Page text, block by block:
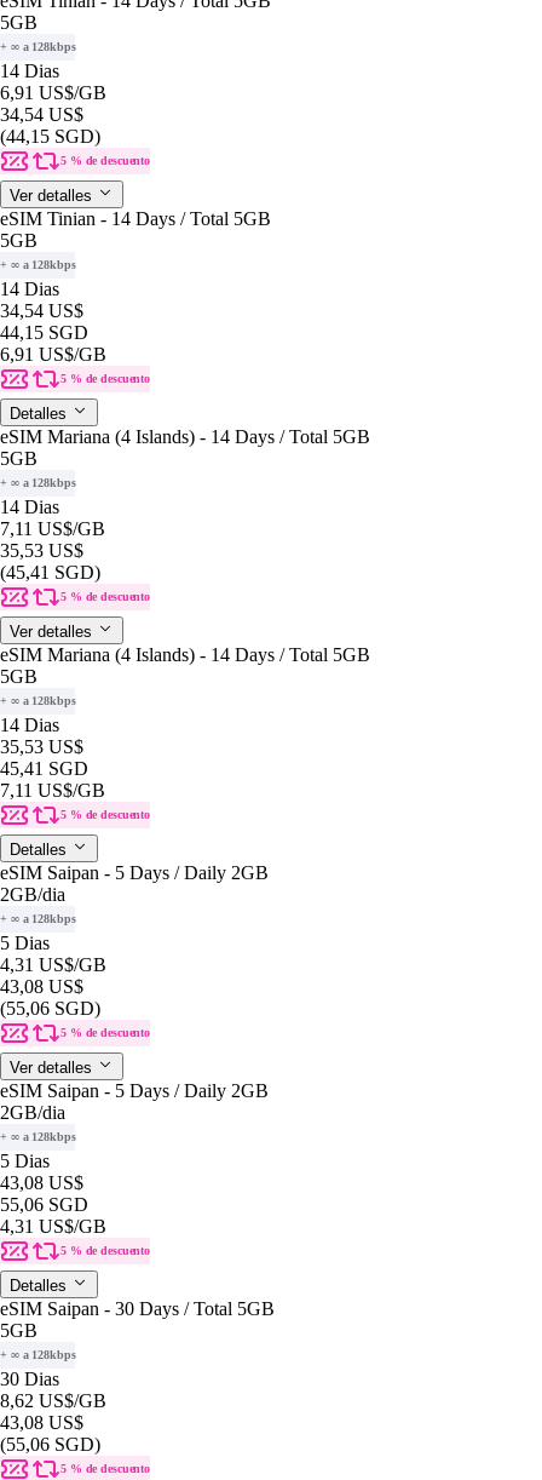
5GB
+ ∞ a 128kbps
14 Dias
6,91 US$/GB
34,54 US$
(44,15 SGD)
5 % de descuento
Ver detalles
eSIM Tinian - 14 Days / Total 5GB
5GB
+ ∞ a 128kbps
14 Dias
34,54 US$
44,15 SGD
6,91 US$/GB
5 % de descuento
Detalles
eSIM Mariana (4 Islands) - 14 Days / Total 5GB
5GB
+ ∞ a 128kbps
14 Dias
7,11 US$/GB
35,53 US$
(45,41 SGD)
5 % de descuento
Ver detalles
eSIM Mariana (4 Islands) - 14 Days / Total 5GB
5GB
+ ∞ a 128kbps
14 Dias
35,53 US$
45,41 SGD
7,11 US$/GB
5 % de descuento
Detalles
eSIM Saipan - 5 Days / Daily 2GB
2GB/dia
+ ∞ a 128kbps
5 Dias
4,31 US$/GB
43,08 US$
(55,06 SGD)
5 % de descuento
Ver detalles
eSIM Saipan - 5 Days / Daily 2GB
2GB/dia
+ ∞ a 128kbps
5 Dias
43,08 US$
55,06 SGD
4,31 US$/GB
5 % de descuento
Detalles
eSIM Saipan - 30 Days / Total 5GB
5GB
+ ∞ a 128kbps
30 Dias
8,62 US$/GB
43,08 US$
(55,06 SGD)
5 % de descuento